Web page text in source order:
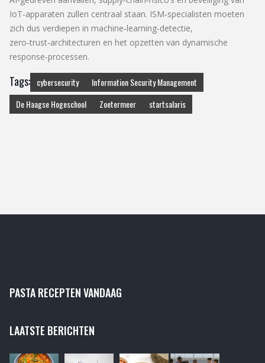
IoT‑apparaten zullen centraal staan. ISM‑specialisten moeten
zich dus verdiepen in machine‑learning‑detectie,
zero‑trust‑architecturen en het opzetten van dynamische
response‑processen.
Tags: cybersecurity
Information Security Management
De Haagse Hogeschool
Zoetermeer startsalaris
PASTA RECEPTEN VANDAAG
LAATSTE BERICHTEN